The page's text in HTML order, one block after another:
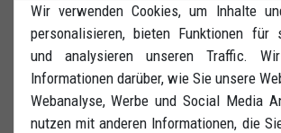
Lagerhaus: Solara di Bomporto (MO) Via W.Tabacchi, 37
Wir verwenden Cookies, um Inhalte
personalisieren, bieten Funktionen für
und analysieren unseren Traffic.
Informationen darüber, wie Sie unsere
Webanalyse, Werbe und Social Media
nutzen mit anderen Informationen, die